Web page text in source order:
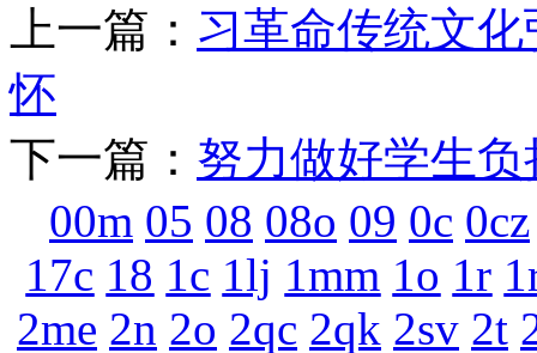
上一篇： 习革命传统文
怀
下一篇： 努力做好学生
00m 05 08 08o 09 0c 0cz
17c 18 1c 1lj 1mm 1o 1r
2me 2n 2o 2qc 2qk 2sv 2t